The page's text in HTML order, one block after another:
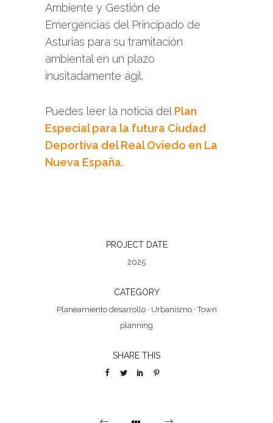
Ambiente y Gestión de
Emergencias del Principado de
Asturias para su tramitación
ambiental en un plazo
inusitadamente ágil.
Puedes leer la noticia del Plan
Especial para la futura Ciudad
Deportiva del Real Oviedo en La
Nueva España.
PROJECT DATE
2025
CATEGORY
Planeamiento desarrollo· Urbanismo·Town
planning
SHARE THIS